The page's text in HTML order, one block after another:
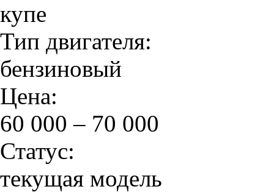
купе
Тип двигателя:
бензиновый
Цена:
60 000 – 70 000
Статус:
текущая модель